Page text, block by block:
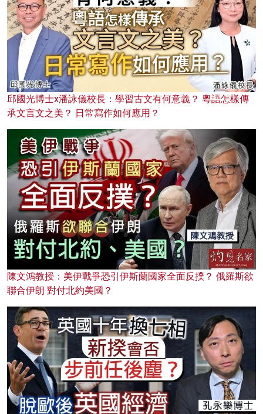
邱國光博士x潘詠儀校長：學習古文有何意義？ 粵語怎樣傳
承文言文之美？ 日常寫作如何應用？
陳文鴻教授：美伊戰爭恐引伊斯蘭國家全面反撲？ 俄羅斯欲
聯合伊朗 對付北約美國？